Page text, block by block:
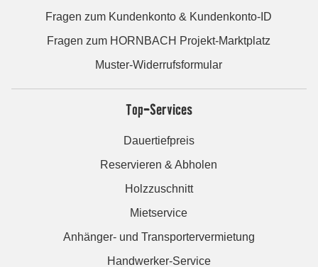
Fragen zum Kundenkonto & Kundenkonto-ID
Fragen zum HORNBACH Projekt-Marktplatz
Muster-Widerrufsformular
Top-Services
Dauertiefpreis
Reservieren & Abholen
Holzzuschnitt
Mietservice
Anhänger- und Transportervermietung
Handwerker-Service